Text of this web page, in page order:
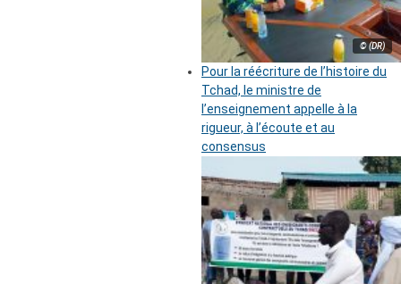
© (DR)
Pour la réécriture de l’histoire du
Tchad, le ministre de
l’enseignement appelle à la
rigueur, à l’écoute et au
consensus